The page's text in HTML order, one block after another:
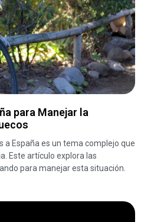
para Manejar la
a España es un tema complejo que
Este artículo explora las
para manejar esta situación.